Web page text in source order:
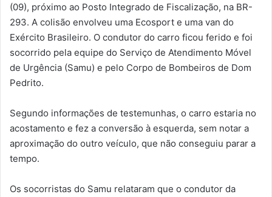
(09), próximo ao Posto Integrado de Fiscalização, na BR-
293. A colisão envolveu uma Ecosport e uma van do
Exército Brasileiro. O condutor do carro ficou ferido e foi
socorrido pela equipe do Serviço de Atendimento Móvel
de Urgência (Samu) e pelo Corpo de Bombeiros de Dom
Pedrito.
Segundo informações de testemunhas, o carro estaria no
acostamento e fez a conversão à esquerda, sem notar a
aproximação do outro veículo, que não conseguiu parar a
tempo.
Os socorristas do Samu relataram que o condutor da